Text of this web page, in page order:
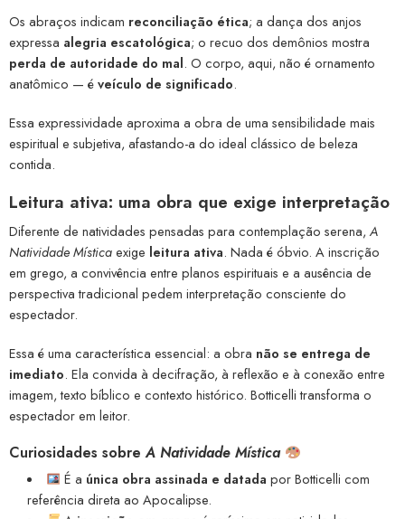
Os abraços indicam reconciliação ética; a dança dos anjos
expressa alegria escatológica; o recuo dos demônios mostra
perda de autoridade do mal. O corpo, aqui, não é ornamento
anatômico — éveículo de significado.
Essa expressividade aproxima a obra de uma sensibilidade mais
espiritual e subjetiva, afastando-a do ideal clássico de beleza
contida.
Leitura ativa: uma obra que exige interpretação
Diferente de natividades pensadas para contemplação serena, A
Natividade Místicaexige leitura ativa. Nada é óbvio. A inscrição
em grego, a convivência entre planos espirituais e a ausência de
perspectiva tradicional pedem interpretação consciente do
espectador.
Essa é uma característica essencial: a obra não se entrega de
imediato. Ela convida à decifração, à reflexão e à conexão entre
imagem, texto bíblico e contexto histórico. Botticelli transforma o
espectador em leitor.
Curiosidades sobreA Natividade Mística
É a única obra assinada e datada por Botticelli com
referência direta ao Apocalipse.